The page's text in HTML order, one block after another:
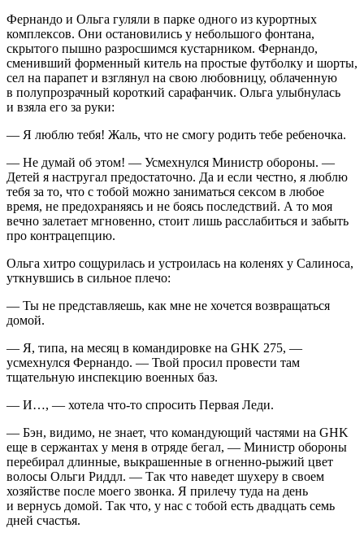
Фернандо и Ольга гуляли в парке одного из курортных
комплексов. Они остановились у небольшого фонтана,
скрытого пышно разросшимся кустарником. Фернандо,
сменивший форменный китель на простые футболку и шорты,
сел на парапет и взглянул на свою любовницу, облаченную
в полупрозрачный короткий сарафанчик. Ольга улыбнулась
и взяла его за руки:
— Я люблю тебя! Жаль, что не смогу родить тебе ребеночка.
— Не думай об этом! — Усмехнулся Министр обороны. —
Детей я настругал предостаточно. Да и если честно, я люблю
тебя за то, что с тобой можно заниматься сексом в любое
время, не предохраняясь и не боясь последствий. А то моя
вечно залетает мгновенно, стоит лишь расслабиться и забыть
про контрацепцию.
Ольга хитро сощурилась и устроилась на коленях у Салиноса,
уткнувшись в сильное плечо:
— Ты не представляешь, как мне не хочется возвращаться
домой.
— Я, типа, на месяц в командировке на GHK 275, —
усмехнулся Фернандо. — Твой просил провести там
тщательную инспекцию военных баз.
— И…, — хотела что-то спросить Первая Леди.
— Бэн, видимо, не знает, что командующий частями на GHK
еще в сержантах у меня в отряде бегал, — Министр обороны
перебирал длинные, выкрашенные в огненно-рыжий цвет
волосы Ольги Риддл. — Так что наведет шухеру в своем
хозяйстве после моего звонка. Я прилечу туда на день
и вернусь домой. Так что, у нас с тобой есть двадцать семь
дней счастья.